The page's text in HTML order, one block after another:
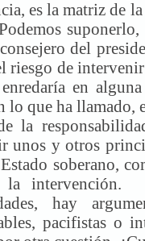
es la matriz de
del
riesgo de
en
lo que ha llamado,
la
unos y otros
soberano,
intervención.
hay
pacifistas o